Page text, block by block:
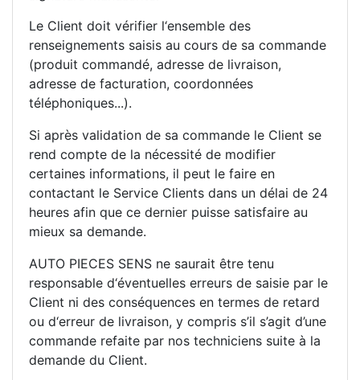
Le Client doit vérifier l‘ensemble des
renseignements saisis au cours de sa commande
(produit commandé, adresse de livraison,
adresse de facturation, coordonnées
téléphoniques...).
Si après validation de sa commande le Client se
rend compte de la nécessité de modifier
certaines informations, il peut le faire en
contactant le Service Clients dans un délai de 24
heures afin que ce dernier puisse satisfaire au
mieux sa demande.
AUTO PIECES SENS ne saurait être tenu
responsable d‘éventuelles erreurs de saisie par le
Client ni des conséquences en termes de retard
ou d‘erreur de livraison, y compris s’il s’agit d’une
commande refaite par nos techniciens suite à la
demande du Client.